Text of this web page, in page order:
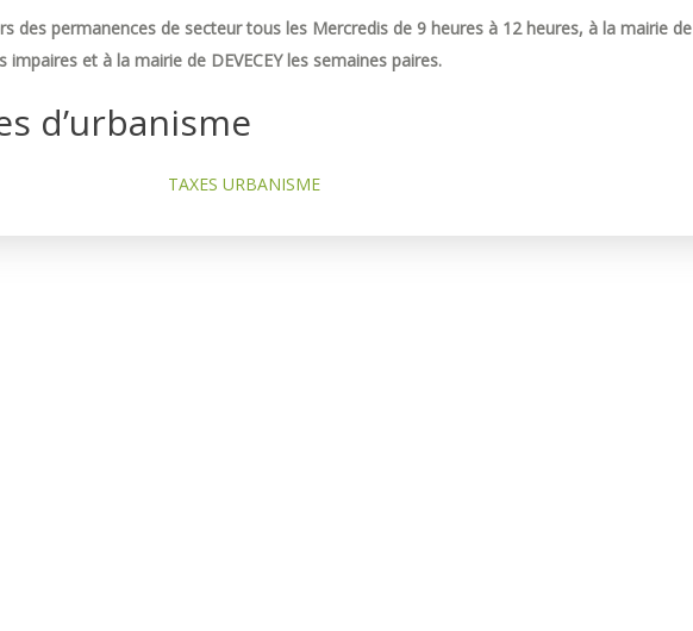
des permanences de secteur tous les Mercredis de 9 heures à 12 heures, à la mairie de
impaires et à la mairie de DEVECEY les semaines paires.
d’urbanisme
TAXES URBANISME